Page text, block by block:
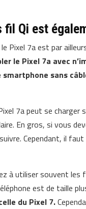
fil Qi est
Pixel 7a est par
le Pixel 7a avec
sans
7a peut se
En gros, si vous
Cependant, il
à utiliser souvent les
est de taille
du Pixel 7.